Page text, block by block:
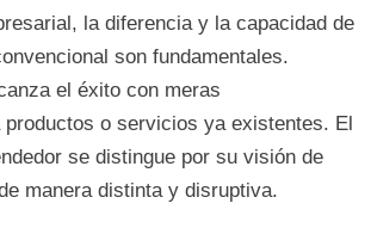
la diferencia y la capacidad de
son fundamentales.
el éxito con meras
o servicios ya existentes. El
se distingue por su visión de
manera distinta y disruptiva.